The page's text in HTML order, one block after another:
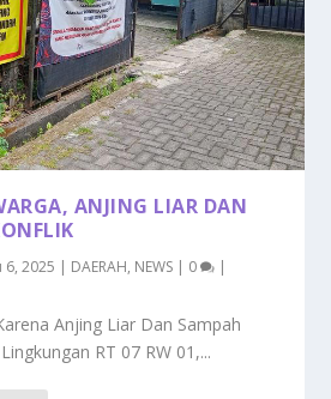
ANJING LIAR DAN
6, 2025 | DAERAH, NEWS | 0 |
Anjing Liar Dan Sampah
RT 07 RW 01,...